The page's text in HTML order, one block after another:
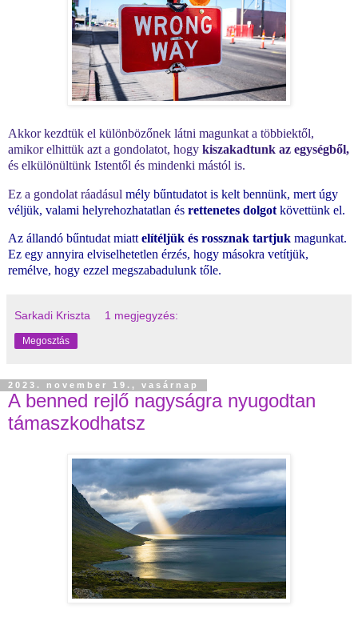
Akkor kezdtük el különbözőnek látni magunkat a többiektől,
amikor elhittük azt a gondolatot, hogy kiszakadtunk az egységből,
és elkülönültünk Istentől és mindenki mástól is.
Ez a gondolat ráadásul mély bűntudatot is kelt bennünk, mert úgy
véljük, valami helyrehozhatatlan és rettenetes dolgot követtünk el.
Az állandó bűntudat miattelítéljük és rossznak tartjuk magunkat.
Ez egy annyira elviselhetetlen érzés, hogy másokra vetítjük,
remélve, hogy ezzel megszabadulunk tőle.
Sarkadi Kriszta 1 megjegyzés:
Megosztás
2023. november 19., vasárnap
A benned rejlő nagyságra nyugodtan
támaszkodhatsz